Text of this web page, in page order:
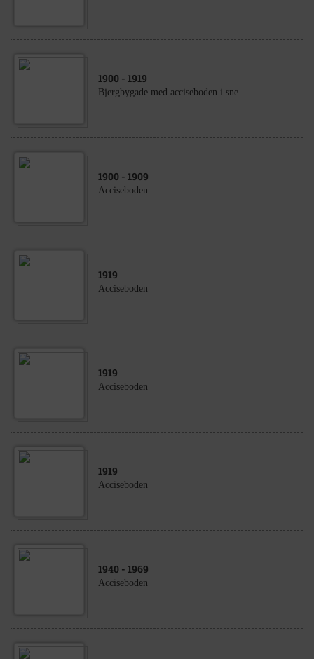
1900 - 1919
Bjergbygade med acciseboden i sne
1900 - 1909
Acciseboden
1919
Acciseboden
1919
Acciseboden
1919
Acciseboden
1940 - 1969
Acciseboden